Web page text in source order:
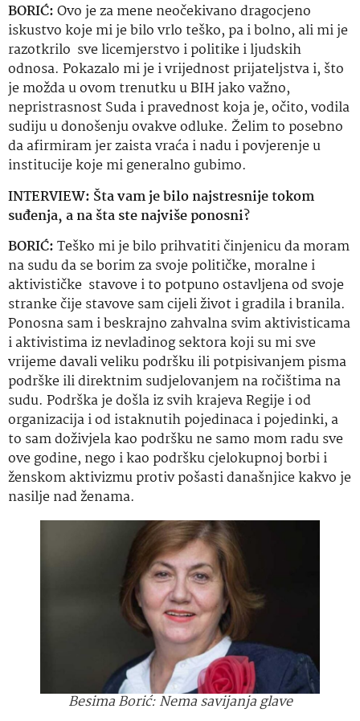
BORIĆ:Ovo je za mene neočekivano dragocjeno
iskustvo koje mi je bilo vrlo teško, pa i bolno, ali mi je
razotkrilo sve licemjerstvo i politike i ljudskih
odnosa. Pokazalo mi je i vrijednost prijateljstva i, što
je možda u ovom trenutku u BIH jako važno,
nepristrasnost Suda i pravednost koja je, očito, vodila
sudiju u donošenju ovakve odluke. Želim to posebno
da afirmiram jer zaista vraća i nadu i povjerenje u
institucije koje mi generalno gubimo.
INTERVIEW: Šta vam je bilo najstresnije tokom
suđenja,a na šta ste najviše ponosni?
BORIĆ:Teško mi je bilo prihvatiti činjenicu da moram
na sudu da se borim za svoje političke, moralne i
aktivističke stavove i to potpuno ostavljena od svoje
stranke čije stavove sam cijeli život i gradila i branila.
Ponosna sam i beskrajno zahvalna svim aktivisticama
i aktivistima iz nevladinog sektora koji su mi sve
vrijeme davali veliku podršku ili potpisivanjem pisma
podrške ili direktnim sudjelovanjem na ročištima na
sudu. Podrška je došla iz svih krajeva Regije i od
organizacija i od istaknutih pojedinaca i pojedinki, a
to sam doživjela kao podršku ne samo mom radu sve
ove godine, nego i kao podršku cjelokupnoj borbi i
ženskom aktivizmu protiv pošasti današnjice kakvo je
nasilje nad ženama.
Besima Borić: Nema savijanja glave